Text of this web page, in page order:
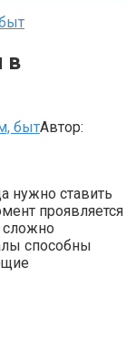
в
бытАвтор:
нужно ставить
проявляется
сложно
способны